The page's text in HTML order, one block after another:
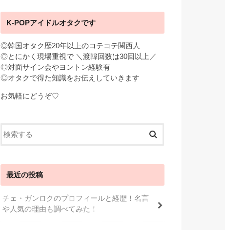
K-POPアイドルオタクです
◎韓国オタク歴20年以上のコテコテ関西人
◎とにかく現場重視で ＼渡韓回数は30回以上／
◎対面サイン会やヨントン経験有
◎オタクで得た知識をお伝えしていきます
お気軽にどうぞ♡
最近の投稿
チェ・ガンロクのプロフィールと経歴！名言
や人気の理由も調べてみた！